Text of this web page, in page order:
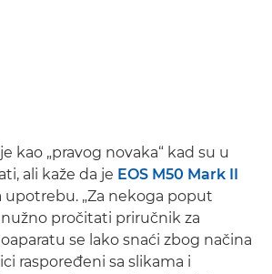
kao „pravog novaka“ kad su u
ali kaže da je EOS M50 Mark II
„Za nekoga poput
pročitati priručnik za
se lako snaći zbog načina
raspoređeni sa slikama i